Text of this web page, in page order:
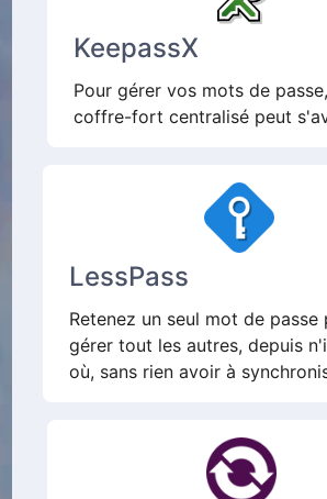
KeepassX
Pour gérer vos mots de
coffre-fort centralisé peut
LessPass
Retenez un seul mot de passe
gérer tout les autres, depuis
où, sans rien avoir à